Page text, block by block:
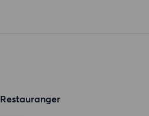
Restauranger